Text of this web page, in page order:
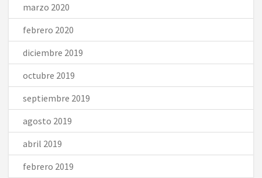
marzo 2020
febrero 2020
diciembre 2019
octubre 2019
septiembre 2019
agosto 2019
abril 2019
febrero 2019